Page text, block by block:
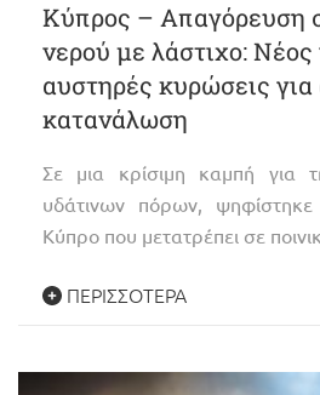
Κύπρος – Απαγόρευση
νερού με λάστιχο:
αυστηρές κυρώσεις
κατανάλωση
Σε μια κρίσιμη καμπή για
υδάτινων πόρων,
Κύπρο που μετατρέπει σε
ΠΕΡΙΣΣΌΤΕΡΑ